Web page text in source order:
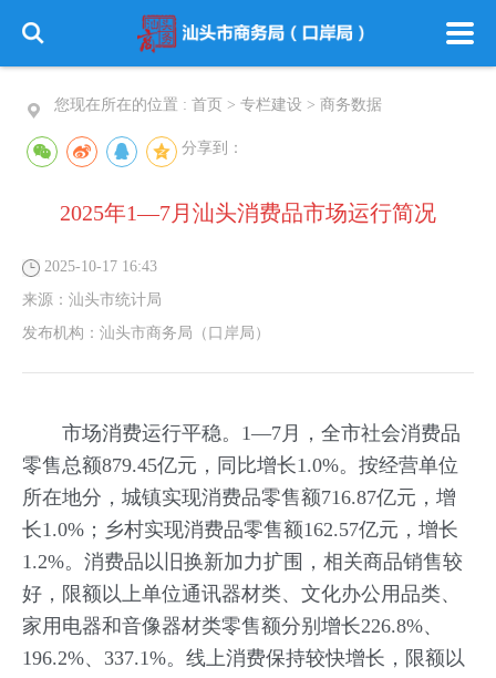
您现在所在的位置 : 首页 > 专栏建设 > 商务数据
分享到：
2025年1—7月汕头消费品市场运行简况
2025-10-17 16:43
来源： 汕头市统计局
发布机构： 汕头市商务局（口岸局）
市场消费运行平稳。1—7月，全市社会消费品
零售总额879.45亿元，同比增长1.0%。按经营单位
所在地分，城镇实现消费品零售额716.87亿元，增
长1.0%；乡村实现消费品零售额162.57亿元，增长
1.2%。消费品以旧换新加力扩围，相关商品销售较
好，限额以上单位通讯器材类、文化办公用品类、
家用电器和音像器材类零售额分别增长226.8%、
196.2%、337.1%。线上消费保持较快增长，限额以